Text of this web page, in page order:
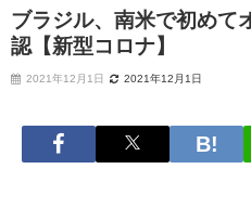
ブラジル、南米で初めて
認【新型コロナ】
2021年12月1日 2021年12月1日